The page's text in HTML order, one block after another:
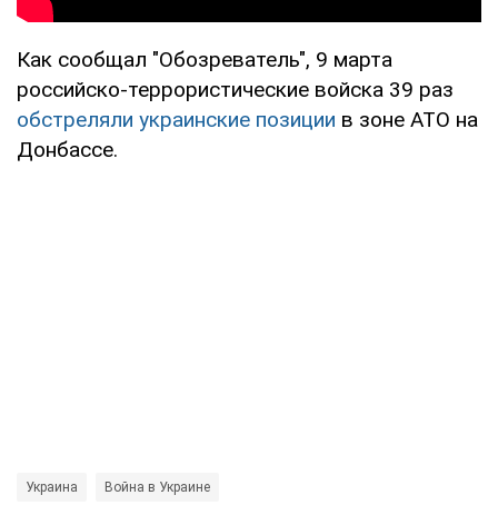
Как сообщал "Обозреватель", 9 марта
российско-террористические войска 39 раз
обстреляли украинские позиции в зоне АТО на
Донбассе.
Украина Война в Украине